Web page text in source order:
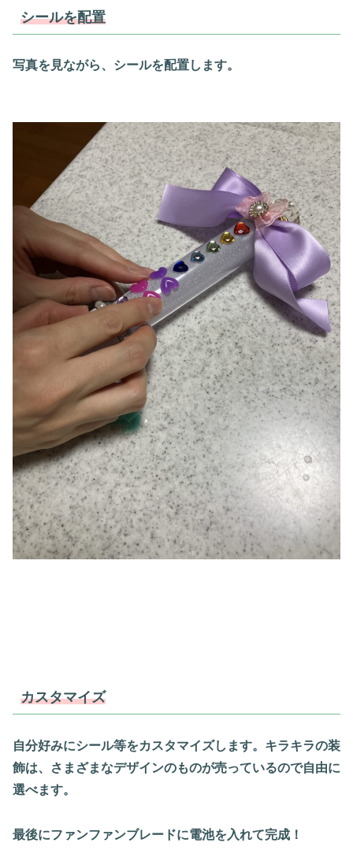
シールを配置
写真を見ながら、シールを配置します。
カスタマイズ
自分好みにシール等をカスタマイズします。キラキラの装
飾は、さまざまなデザインのものが売っているので自由に
選べます。
最後にファンファンブレードに電池を入れて完成！